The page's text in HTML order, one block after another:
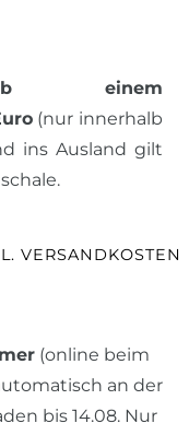
ab einem
(nur innerhalb
ins Ausland gilt
VERSANDKOSTEN
(online beim
an der
bis 14.08. Nur